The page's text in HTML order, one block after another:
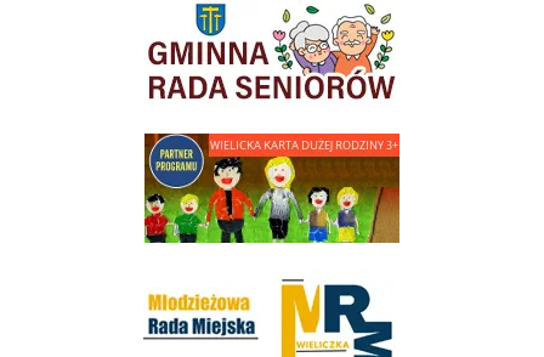
link do strony Gminnej Rady Seniorow - Wieliczka
link do strony - Wielicka Karta Dużej Rodziny